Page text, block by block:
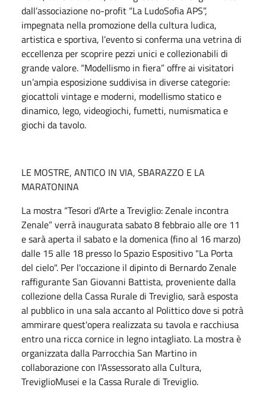
dall’associazione no-profit “La LudoSofia APS”,
impegnata nella promozione della cultura ludica,
artistica e sportiva, l’evento si conferma una vetrina di
eccellenza per scoprire pezzi unici e collezionabili di
grande valore. “Modellismo in fiera” offre ai visitatori
un’ampia esposizione suddivisa in diverse categorie:
giocattoli vintage e moderni, modellismo statico e
dinamico, lego, videogiochi, fumetti, numismatica e
giochi da tavolo.
LE MOSTRE, ANTICO IN VIA, SBARAZZO E LA
MARATONINA
La mostra “Tesori d’Arte a Treviglio: Zenale incontra
Zenale” verrà inaugurata sabato 8 febbraio alle ore 11
e sarà aperta il sabato e la domenica (fino al 16 marzo)
dalle 15 alle 18 presso lo Spazio Espositivo "La Porta
del cielo". Per l'occazione il dipinto di Bernardo Zenale
raffigurante San Giovanni Battista, proveniente dalla
collezione della Cassa Rurale di Treviglio, sarà esposta
al pubblico in una sala accanto al Polittico dove si potrà
ammirare quest'opera realizzata su tavola e racchiusa
entro una ricca cornice in legno intagliato. La mostra è
organizzata dalla Parrocchia San Martino in
collaborazione con l'Assessorato alla Cultura,
TreviglioMusei e la Cassa Rurale di Treviglio.